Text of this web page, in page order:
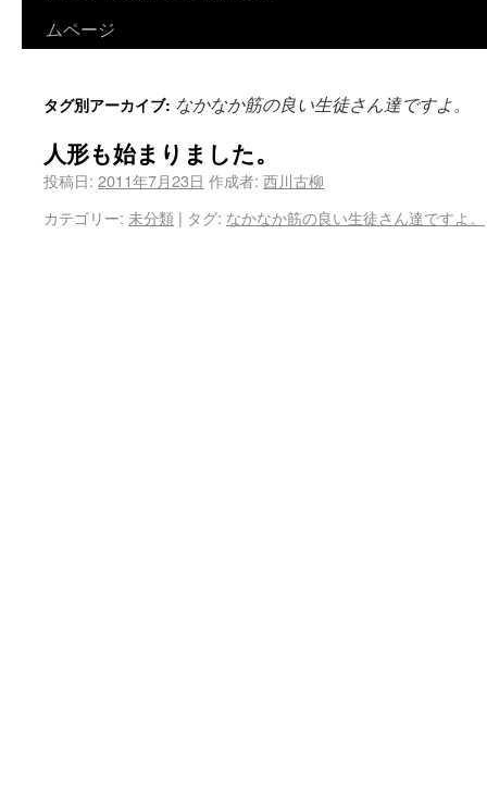
ムページ
タグ別アーカイブ: なかなか筋の良い生徒さん達ですよ。
人形も始まりました。
投稿日: 2011年7月23日 作成者: 西川古柳
カテゴリー: 未分類 | タグ: なかなか筋の良い生徒さん達ですよ。